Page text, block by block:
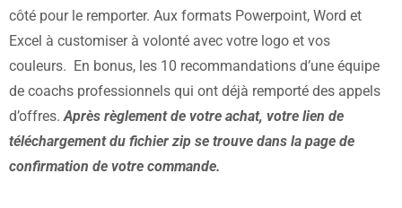
côté pour le remporter. Aux formats Powerpoint, Word et
Excel à customiser à volonté avec votre logo et vos
couleurs. En bonus, les 10 recommandations d’une équipe
de coachs professionnels qui ont déjà remporté des appels
d’offres. Après règlement de votre achat, votre lien de
téléchargement du fichier zip se trouve dans la page de
confirmation de votre commande.